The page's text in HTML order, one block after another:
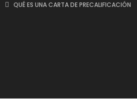
QUÉ ES UNA CARTA DE PRECALIFICACIÓN